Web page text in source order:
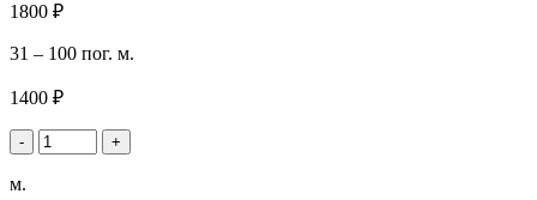
1800 ₽
31 – 100 пог. м.
1400 ₽
- +
м.